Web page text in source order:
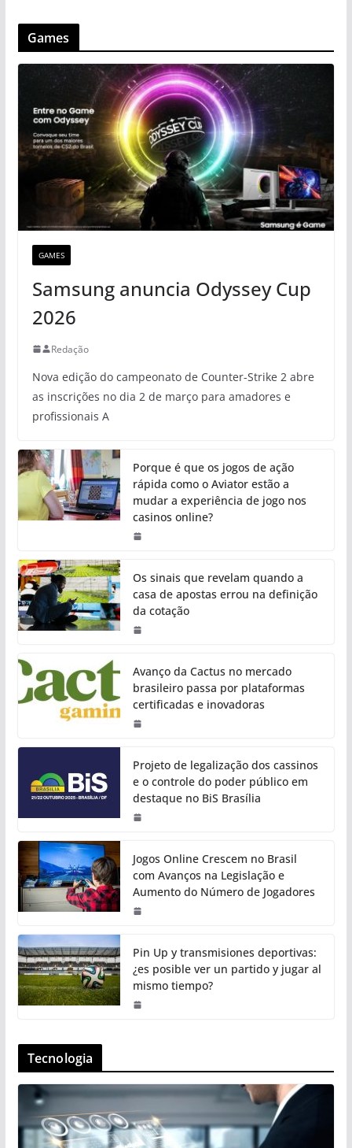
Games
GAMES
Samsung anuncia Odyssey Cup
2026
Redação
Nova edição do campeonato de Counter-Strike 2 abre
as inscrições no dia 2 de março para amadores e
profissionais A
Porque é que os jogos de ação
rápida como o Aviator estão a
mudar a experiência de jogo nos
casinos online?
Os sinais que revelam quando a
casa de apostas errou na definição
da cotação
Avanço da Cactus no mercado
brasileiro passa por plataformas
certificadas e inovadoras
Projeto de legalização dos cassinos
e o controle do poder público em
destaque no BiS Brasília
Jogos Online Crescem no Brasil
com Avanços na Legislação e
Aumento do Número de Jogadores
Pin Up y transmisiones deportivas:
¿es posible ver un partido y jugar al
mismo tiempo?
Tecnologia